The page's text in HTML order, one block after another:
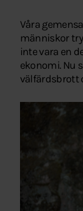
Våra
människor
inte vara en
ekonomi. Nu
välfärdsbrott